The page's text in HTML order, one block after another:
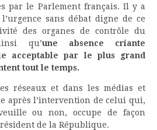
par le Parlement français. Il y a
sans débat digne de ce
des organes de contrôle du
qu’une absence criante
acceptable par le plus grand
tout le temps.
réseaux et dans les médias et
après l’intervention de celui qui,
ou non, occupe de façon
de la République.